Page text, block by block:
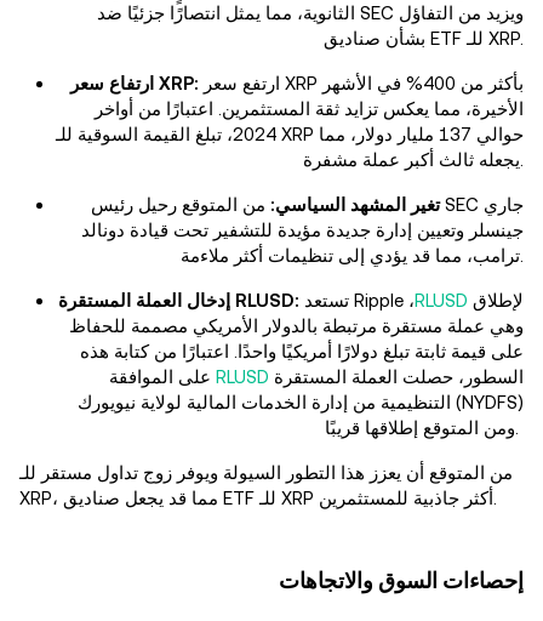
الثانوية، مما يمثل انتصارًا جزئيًا ضد SEC ويزيد من التفاؤل
بشأن صناديق ETF للـ XRP.
ارتفاع سعر XRP:
الأخيرة، مما يعكس تزايد ثقة المستثمرين. اعتبارًا من أواخر
2024، تبلغ القيمة السوقية للـ XRP حوالي 137 مليار دولار، مما
تغير المشهد السياسي: من المتوقع رحيل رئيس SEC جاري
جينسلر وتعيين إدارة جديدة مؤيدة للتشفير تحت قيادة دونالد
إدخال العملة المستقرة RLUSD: تستعد Ripple لإطلاق RLUSD،
وهي عملة مستقرة مرتبطة بالدولار الأمريكي مصممة للحفاظ
على قيمة ثابتة تبلغ دولارًا أمريكيًا واحدًا. اعتبارًا من كتابة هذه
السطور، حصلت العملة المستقرة RLUSD على الموافقة
التنظيمية من إدارة الخدمات المالية لولاية نيويورك (NYDFS)
من المتوقع أن يعزز هذا التطور السيولة ويوفر زوج تداول مستقر للـ
إحصاءات السوق والاتجاهات